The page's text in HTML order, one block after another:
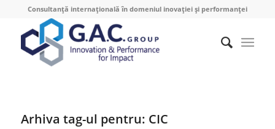
Consultanță internațională în domeniul inovației și performanței
Arhiva tag-ul pentru: CIC